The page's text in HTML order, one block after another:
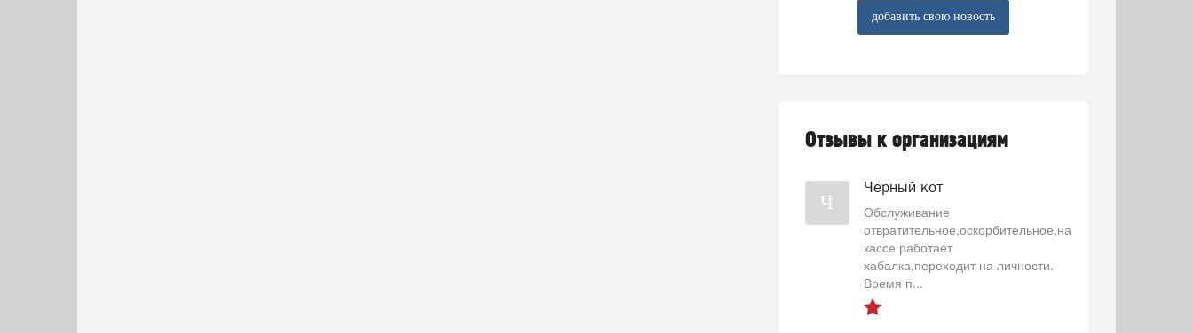
добавить свою новость
Отзывы к организациям
Ч
Чёрный кот
Обслуживание
отвратительное,оскорбительное,на
кассе работает
хабалка,переходит на личности.
Время п...